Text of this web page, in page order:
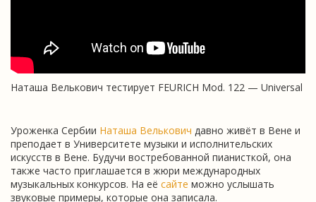
Наташа Велькович тестирует FEURICH Mod. 122 — Universal
Уроженка Сербии Наташа Велькович давно живёт в Вене и
преподает в Университете музыки и исполнительских
искусств в Вене. Будучи востребованной пианисткой, она
также часто приглашается в жюри международных
музыкальных конкурсов. На её сайте можно услышать
звуковые примеры, которые она записала.